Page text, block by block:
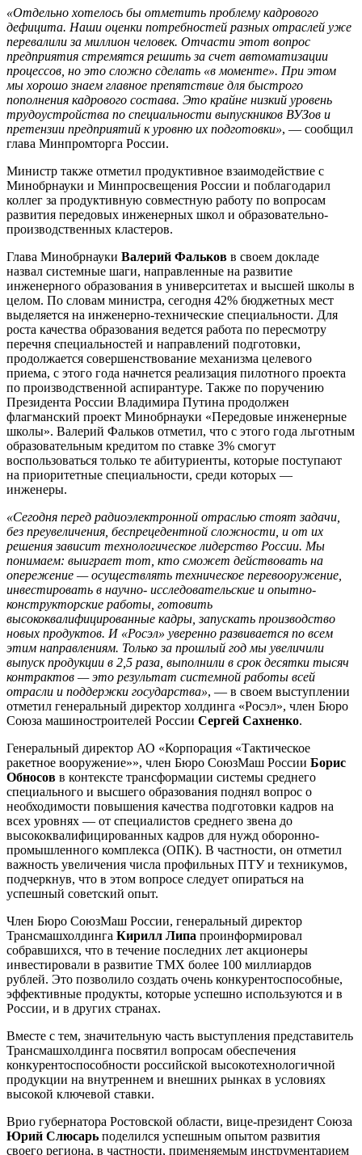
«Отдельно хотелось бы отметить проблему кадрового
дефицита. Наши оценки потребностей разных отраслей уже
перевалили за миллион человек. Отчасти этот вопрос
предприятия стремятся решить за счет автоматизации
процессов, но это сложно сделать «в моменте». При этом
мы хорошо знаем главное препятствие для быстрого
пополнения кадрового состава. Это крайне низкий уровень
трудоустройства по специальности выпускников ВУЗов и
претензии предприятий к уровню их подготовки», — сообщил
глава Минпромторга России.
Министр также отметил продуктивное взаимодействие с
Минобрнауки и Минпросвещения России и поблагодарил
коллег за продуктивную совместную работу по вопросам
развития передовых инженерных школ и образовательно-
производственных кластеров.
Глава Минобрнауки Валерий Фальков в своем докладе
назвал системные шаги, направленные на развитие
инженерного образования в университетах и высшей школы в
целом. По словам министра, сегодня 42% бюджетных мест
выделяется на инженерно-технические специальности. Для
роста качества образования ведется работа по пересмотру
перечня специальностей и направлений подготовки,
продолжается совершенствование механизма целевого
приема, с этого года начнется реализация пилотного проекта
по производственной аспирантуре. Также по поручению
Президента России Владимира Путина продолжен
флагманский проект Минобрнауки «Передовые инженерные
школы». Валерий Фальков отметил, что с этого года льготным
образовательным кредитом по ставке 3% смогут
воспользоваться только те абитуриенты, которые поступают
на приоритетные специальности, среди которых —
инженеры.
«Сегодня перед радиоэлектронной отраслью стоят задачи,
без преувеличения, беспрецедентной сложности, и от их
решения зависит технологическое лидерство России. Мы
понимаем: выиграет тот, кто сможет действовать на
опережение — осуществлять техническое перевооружение,
инвестировать в научно- исследовательские и опытно-
конструкторские работы, готовить
высококвалифицированные кадры, запускать производство
новых продуктов. И «Росэл» уверенно развивается по всем
этим направлениям. Только за прошлый год мы увеличили
выпуск продукции в 2,5 раза, выполнили в срок десятки тысяч
контрактов — это результат системной работы всей
отрасли и поддержки государства», — в своем выступлении
отметил генеральный директор холдинга «Росэл», член Бюро
Союза машиностроителей России Сергей Сахненко.
Генеральный директор АО «Корпорация «Тактическое
ракетное вооружение»», член Бюро СоюзМаш России Борис
Обносов в контексте трансформации системы среднего
специального и высшего образования поднял вопрос о
необходимости повышения качества подготовки кадров на
всех уровнях — от специалистов среднего звена до
высококвалифицированных кадров для нужд оборонно-
промышленного комплекса (ОПК). В частности, он отметил
важность увеличения числа профильных ПТУ и техникумов,
подчеркнув, что в этом вопросе следует опираться на
успешный советский опыт.
Член Бюро СоюзМаш России, генеральный директор
Трансмашхолдинга Кирилл Липа проинформировал
собравшихся, что в течение последних лет акционеры
инвестировали в развитие ТМХ более 100 миллиардов
рублей. Это позволило создать очень конкурентоспособные,
эффективные продукты, которые успешно используются и в
России, и в других странах.
Вместе с тем, значительную часть выступления представитель
Трансмашхолдинга посвятил вопросам обеспечения
конкурентоспособности российской высокотехнологичной
продукции на внутреннем и внешних рынках в условиях
высокой ключевой ставки.
Врио губернатора Ростовской области, вице-президент Союза
Юрий Слюсарь поделился успешным опытом развития
своего региона, в частности, применяемым инструментарием